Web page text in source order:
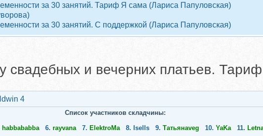
за 30 занятий. Тариф Я сама (Лариса Папуловская)
за 30 занятий. С поддержкой (Лариса Папуловская)
свадебных и вечерних платьев.
4
Список участников складчины:
habbababba 6. rayvana 7. ElektroMa 8. Isells 9. Татьянаveg 10. YaKa 11.